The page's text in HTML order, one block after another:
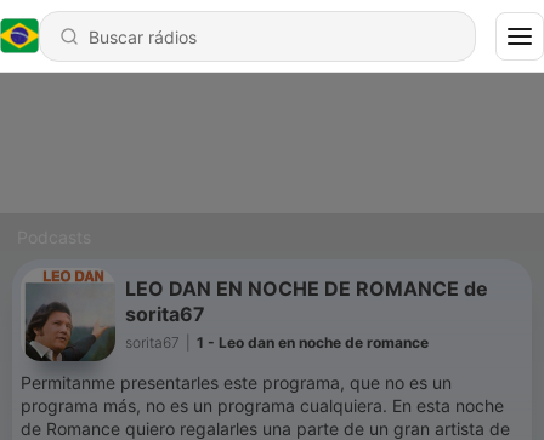
LEO DAN EN NOCHE DE ROMANCE de
sorita67
sorita67 1 - Leo dan en noche de romance
Permitanme presentarles este programa, que no es un
programa más, no es un programa cualquiera. En esta noche
de Romance quiero regalarles una parte de un gran artista de